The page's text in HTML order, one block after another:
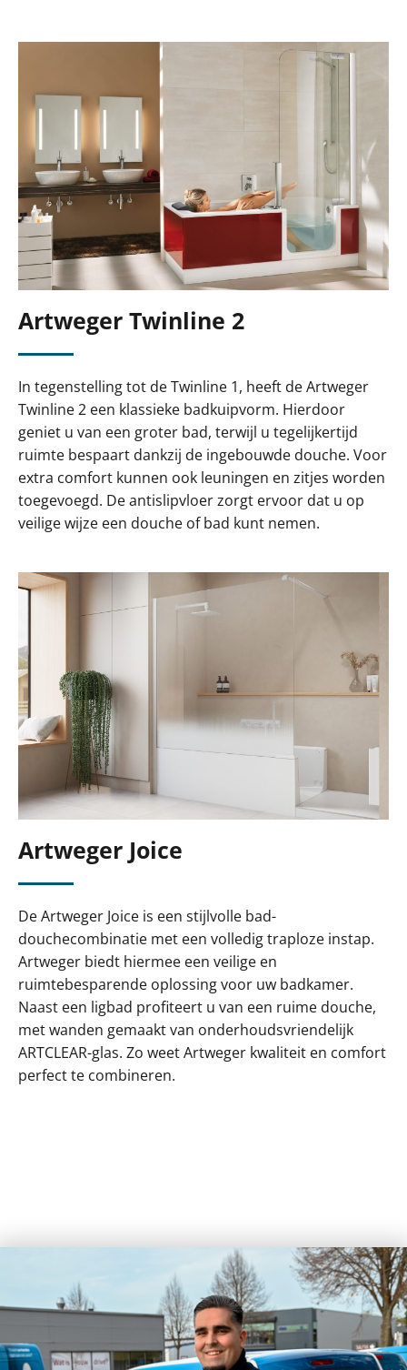
Artweger Twinline 2
In tegenstelling tot de Twinline 1, heeft de Artweger
Twinline 2 een klassieke badkuipvorm. Hierdoor
geniet u van een groter bad, terwijl u tegelijkertijd
ruimte bespaart dankzij de ingebouwde douche. Voor
extra comfort kunnen ook leuningen en zitjes worden
toegevoegd. De antislipvloer zorgt ervoor dat u op
veilige wijze een douche of bad kunt nemen.
Artweger Joice
De Artweger Joice is een stijlvolle bad-
douchecombinatie met een volledig traploze instap.
Artweger biedt hiermee een veilige en
ruimtebesparende oplossing voor uw badkamer.
Naast een ligbad profiteert u van een ruime douche,
met wanden gemaakt van onderhoudsvriendelijk
ARTCLEAR-glas. Zo weet Artweger kwaliteit en comfort
perfect te combineren.